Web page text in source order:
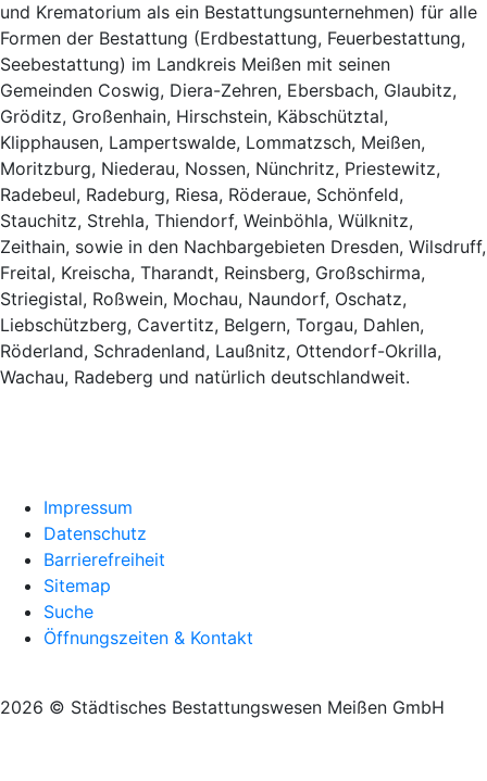
und Krematorium als ein Bestattungsunternehmen) für alle
Formen der Bestattung (Erdbestattung, Feuerbestattung,
Seebestattung) im Landkreis Meißen mit seinen
Gemeinden Coswig, Diera-Zehren, Ebersbach, Glaubitz,
Gröditz, Großenhain, Hirschstein, Käbschütztal,
Klipphausen, Lampertswalde, Lommatzsch, Meißen,
Moritzburg, Niederau, Nossen, Nünchritz, Priestewitz,
Radebeul, Radeburg, Riesa, Röderaue, Schönfeld,
Stauchitz, Strehla, Thiendorf, Weinböhla, Wülknitz,
Zeithain, sowie in den Nachbargebieten Dresden, Wilsdruff,
Freital, Kreischa, Tharandt, Reinsberg, Großschirma,
Striegistal, Roßwein, Mochau, Naundorf, Oschatz,
Liebschützberg, Cavertitz, Belgern, Torgau, Dahlen,
Röderland, Schradenland, Laußnitz, Ottendorf-Okrilla,
Wachau, Radeberg und natürlich deutschlandweit.
Impressum
Datenschutz
Barrierefreiheit
Sitemap
Suche
Öffnungszeiten & Kontakt
2026 © Städtisches Bestattungswesen Meißen GmbH